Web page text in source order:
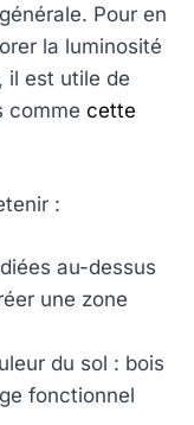
Pour en
la luminosité
il est utile de
comme cette
:
au-dessus
une zone
du sol : bois
fonctionnel